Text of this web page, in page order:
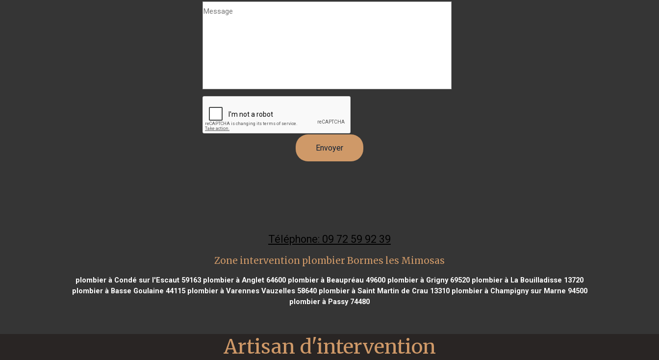
Téléphone: 09 72 59 92 39
Zone intervention plombier Bormes les Mimosas
plombier à Condé sur l'Escaut 59163 plombier à Anglet 64600 plombier à Beaupréau 49600 plombier à Grigny 69520 plombier à La Bouilladisse 13720
plombier à Basse Goulaine 44115plombier à Varennes Vauzelles 58640plombier à Saint Martin de Crau 13310plombier à Champigny sur Marne 94500
plombier à Passy 74480
Artisan d'intervention